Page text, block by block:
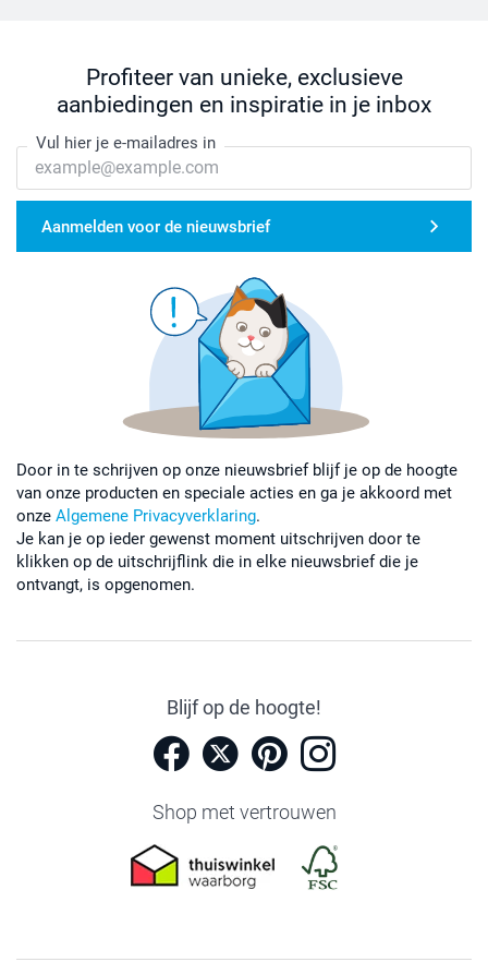
Profiteer van unieke, exclusieve
aanbiedingen en inspiratie in je inbox
Vul hier je e-mailadres in
Aanmelden voor de nieuwsbrief
Door in te schrijven op onze nieuwsbrief blijf je op de hoogte
van onze producten en speciale acties en ga je akkoord met
onze Algemene Privacyverklaring.
Je kan je op ieder gewenst moment uitschrijven door te
klikken op de uitschrijflink die in elke nieuwsbrief die je
ontvangt, is opgenomen.
Blijf op de hoogte!
Shop met vertrouwen